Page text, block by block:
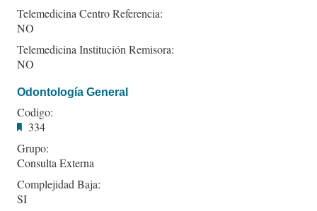
Telemedicina Centro Referencia:
NO
Telemedicina Institución Remisora:
NO
Odontología General
Codigo:
334
Grupo:
Consulta Externa
Complejidad Baja:
SI